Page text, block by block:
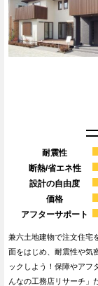
耐震性
断熱/省エネ性
設計の自由度
価格
アフターサポート
兼六土地建物で注文住宅
面をはじめ、耐震性や気
ックしよう！保障やアフ
んなの工務店リサーチ」